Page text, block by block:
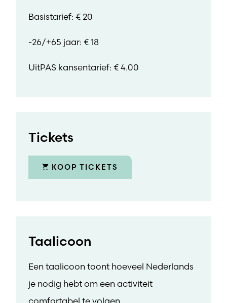
Basistarief: € 20
-26/+65 jaar: € 18
UitPAS kansentarief: € 4.00
Tickets
KOOP TICKETS
Taalicoon
Een taalicoon toont hoeveel Nederlands
je nodig hebt om een activiteit
comfortabel te volgen.